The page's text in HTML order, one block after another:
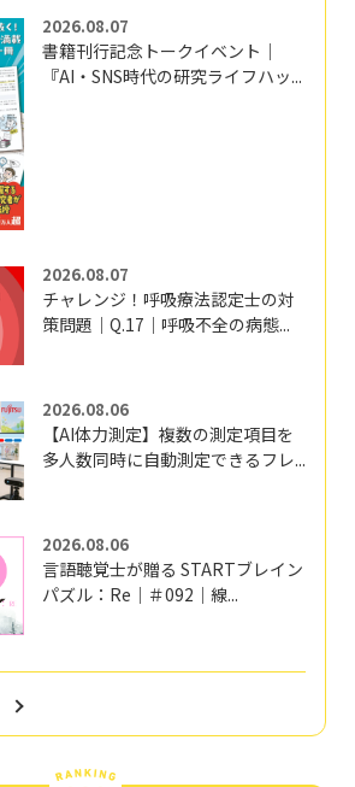
2026.08.07
書籍刊行記念トークイベント｜
『AI・SNS時代の研究ライフハッ...
2026.08.07
チャレンジ！呼吸療法認定士の対
策問題｜Q.17｜呼吸不全の病態...
2026.08.06
【AI体力測定】複数の測定項目を
多人数同時に自動測定できるフレ...
2026.08.06
言語聴覚士が贈る STARTブレイン
パズル：Re｜＃092｜線...